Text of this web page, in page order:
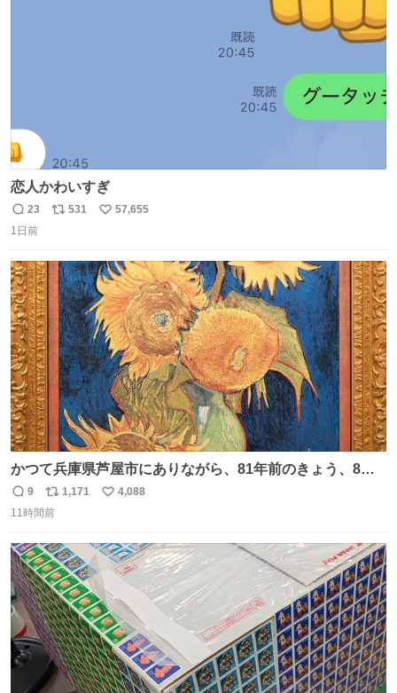
恋人かわいすぎ
返
信
23
リ
ト
数
531
い
数
57,655
1日前
かつて兵庫県芦屋市にありながら、81年前のきょう、8月6
日の阪神大空襲の折に残念ながら焼失した、 #ゴッホ の幻
の「 #ヒマワリ 」。 当館は、東京都にある武者小路実篤記
り陶板で原寸大に再現し、2014年より展示しています。 #
大塚国際美術館
返
信
9
リ
ポ
ト
数
1,171
い
数
4,088
11時間前